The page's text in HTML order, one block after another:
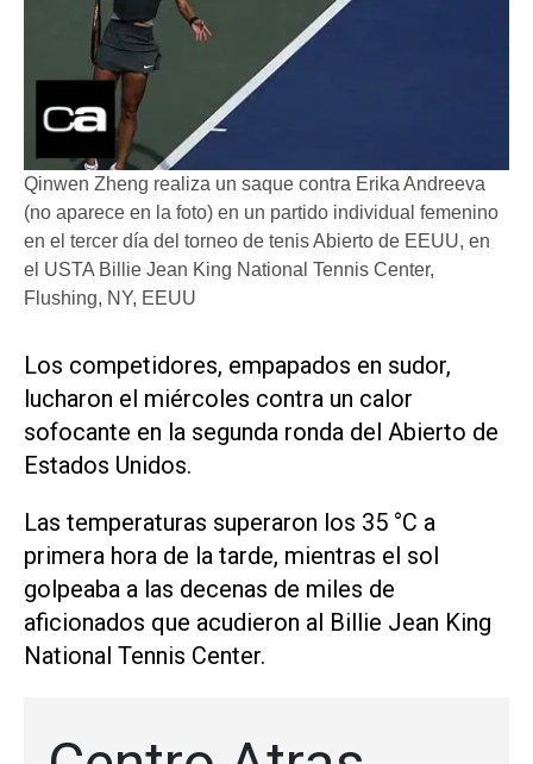
Qinwen Zheng realiza un saque contra Erika Andreeva
(no aparece en la foto) en un partido individual femenino
en el tercer día del torneo de tenis Abierto de EEUU, en
el USTA Billie Jean King National Tennis Center,
Flushing, NY, EEUU
Los competidores, empapados en sudor,
lucharon el miércoles contra un calor
sofocante en la segunda ronda del Abierto de
Estados Unidos.
Las temperaturas superaron los 35 °C a
primera hora de la tarde, mientras el sol
golpeaba a las decenas de miles de
aficionados que acudieron al Billie Jean King
National Tennis Center.